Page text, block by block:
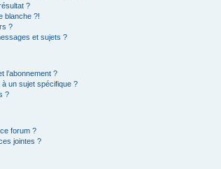
?
blanche ?!
?
et sujets ?
l’abonnement ?
à un sujet spécifique ?
?
forum ?
jointes ?